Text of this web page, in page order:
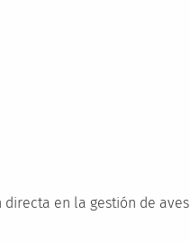
en la gestión de aves